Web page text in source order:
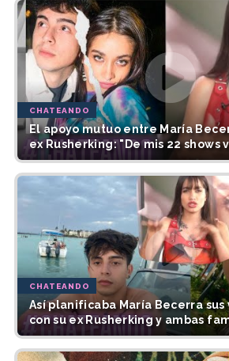
CHATEANDO
El apoyo mutuo entre María
ex Rusherking: "De mis 22 shows
CHATEANDO
Así planificaba María Becerra sus
con su ex Rusherking y ambas